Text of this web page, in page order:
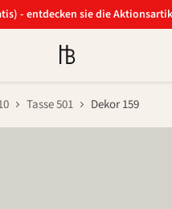
- entdecken sie die
Tasse 501 Dekor 159